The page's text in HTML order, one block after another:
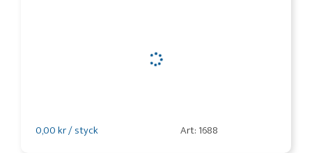
0,00 kr / styck Art: 1688